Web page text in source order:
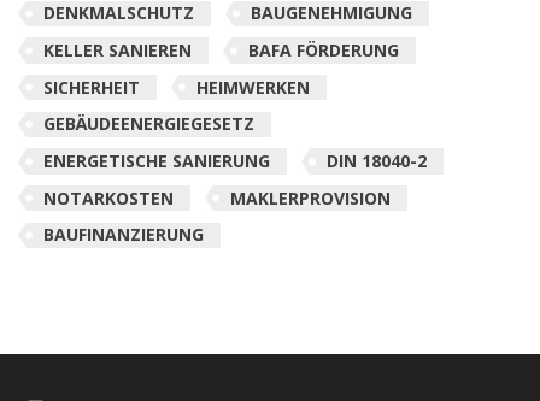
DENKMALSCHUTZ
BAUGENEHMIGUNG
KELLER SANIEREN
BAFA FÖRDERUNG
SICHERHEIT
HEIMWERKEN
GEBÄUDEENERGIEGESETZ
ENERGETISCHE SANIERUNG
DIN 18040-2
NOTARKOSTEN
MAKLERPROVISION
BAUFINANZIERUNG